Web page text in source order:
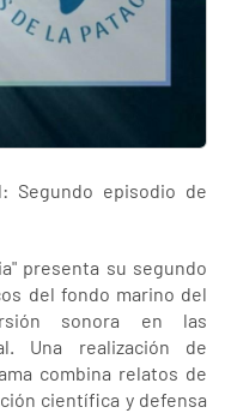
Segundo episodio de
presenta su segundo
del fondo marino del
sonora en las
Una realización de
combina relatos de
científica y defensa